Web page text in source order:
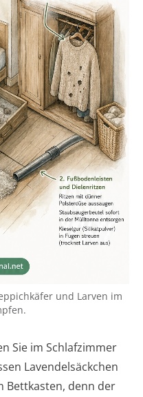
und Larven im
Sie im Schlafzimmer
Lavendelsäckchen
Bettkasten, denn der